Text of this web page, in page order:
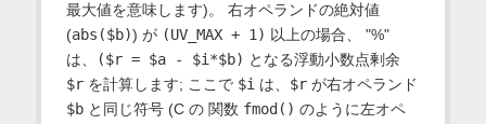
最大値を意味します)。 右オペランドの絶対値
(abs($b)) が (UV_MAX + 1) 以上の場合、 "%"
は、
($r = $a - $i*$b) となる浮動小数点剰余
$rを計算します; ここで $iは、 $rが右オペランド
$bと同じ符号 (C の 関数 fmod() のように左オペ